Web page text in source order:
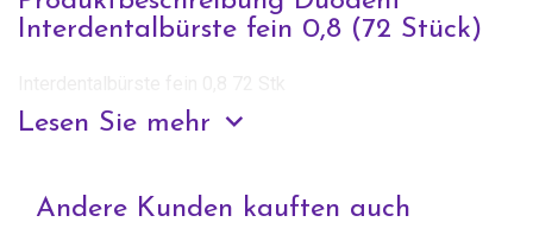
Interdentalbürste fein 0,8 (72 Stück)
Lesen Sie mehr
Andere Kunden kauften auch